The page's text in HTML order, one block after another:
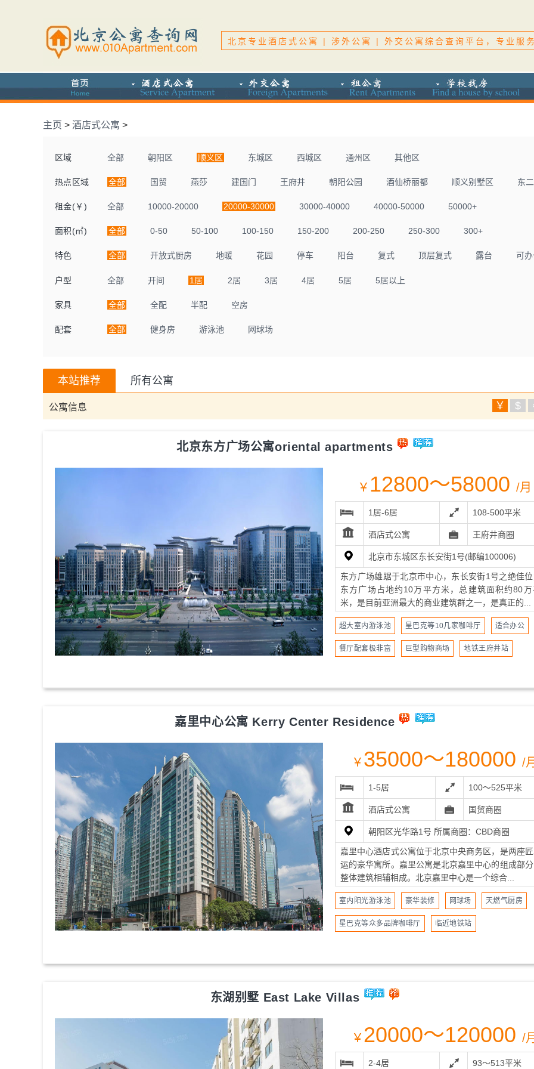
北京专业酒店式公寓 | 涉外公寓 | 外交公寓综合查询平台，专业服
主页 > 酒店式公寓 >
区域 全部 朝阳区 顺义区 东城区 西城区 通州区 其他区
热点区域 全部 国贸 燕莎 建国门 王府井 朝阳公园 酒仙桥丽都 顺义别墅区 东
租金(￥) 全部 10000-20000 20000-30000 30000-40000 40000-50000 50000+
面积(㎡) 全部 0-50 50-100 100-150 150-200 200-250 250-300 300+
特色 全部 开放式厨房 地暖 花园 停车 阳台 复式 顶层复式 露台 可
户型 全部 开间 1居 2居 3居 4居 5居 5居以上
家具 全部 全配 半配 空房
配套 全部 健身房 游泳池 网球场
本站推荐 所有公寓
公寓信息 ￥ $
北京东方广场公寓oriental apartments
￥ 12800～58000 /月
1居-6居 108-500平米
酒店式公寓 王府井商圈
北京市东城区东长安街1号(邮编100006)
东方广场雄踞于北京市中心，东长安街1号之绝佳
东方广场占地约10万平方米，总建筑面积约80万
米，是目前亚洲最大的商业建筑群之一，是真正的...
超大室内游泳池 星巴克等10几家咖啡厅 适合办公
餐厅配套极非富 巨型购物商场 地铁王府井站
嘉里中心公寓 Kerry Center Residence
￥ 35000～180000 /
1-5居 100～525平米
酒店式公寓 国贸商圈
朝阳区光华路1号 所属商圈：CBD商圈
嘉里中心酒店式公寓位于北京中央商务区，是两座
运的豪华寓所。嘉里公寓是北京嘉里中心的组成部
整体建筑相辅相成。北京嘉里中心是一个综合...
室内阳光游泳池 豪华装修 网球场 天燃气厨房
星巴克等众多品牌咖啡厅 临近地铁站
东湖别墅 East Lake Villas
￥ 20000～120000 /
2-4居 93～513平米